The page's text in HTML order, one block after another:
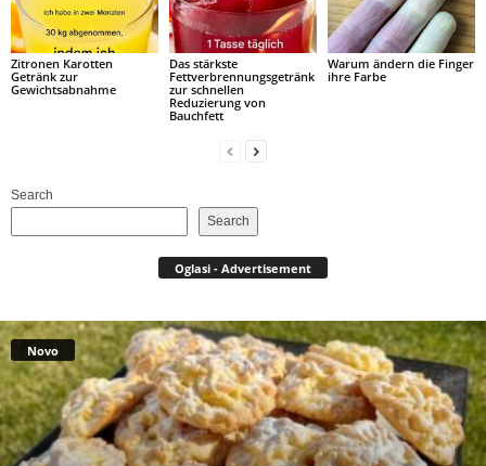
Zitronen Karotten
Getränk zur
Gewichtsabnahme
Das stärkste
Fettverbrennungsgetränk
zur schnellen
Reduzierung von
Bauchfett
Warum ändern die Finger
ihre Farbe
Search
Search
Oglasi - Advertisement
Novo